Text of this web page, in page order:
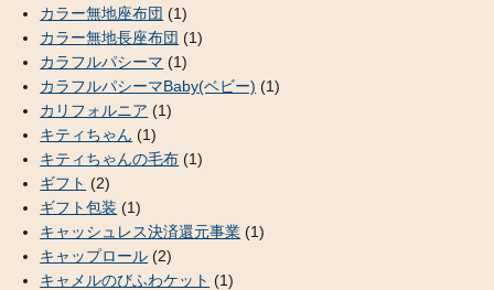
カラー無地座布団 (1)
カラー無地長座布団 (1)
カラフルパシーマ (1)
カラフルパシーマBaby(ベビー) (1)
カリフォルニア (1)
キティちゃん (1)
キティちゃんの毛布 (1)
ギフト (2)
ギフト包装 (1)
キャッシュレス決済還元事業 (1)
キャップロール (2)
キャメルのびふわケット (1)